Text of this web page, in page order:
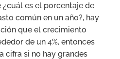
es el porcentaje de
común en un año?, hay
que el crecimiento
de un 4%, entonces
cifra si no hay grandes